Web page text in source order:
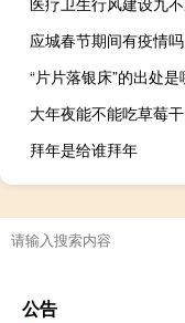
应城春节期间有疫情吗
“片片落银床”的出处是
大年夜能不能吃草莓干
拜年是给谁拜年
公告